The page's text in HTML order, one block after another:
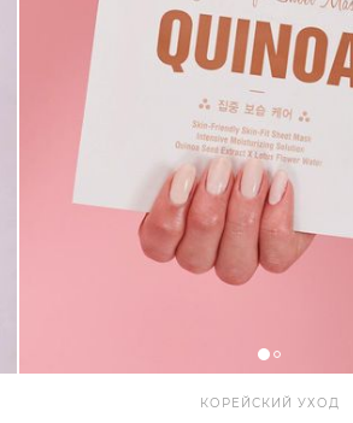
КОРЕЙСКИЙ УХОД